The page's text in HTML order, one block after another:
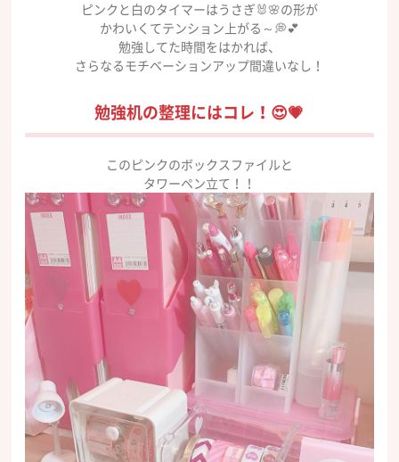
ピンクと白のタイマーはうさぎ🐰🌸の形が
かわいくてテンション上がる～💭💕
勉強してた時間をはかれば、
さらなるモチベーションアップ間違いなし！
勉強机の整理にはコレ！😍💗
このピンクのボックスファイルと
タワーペン立て！！